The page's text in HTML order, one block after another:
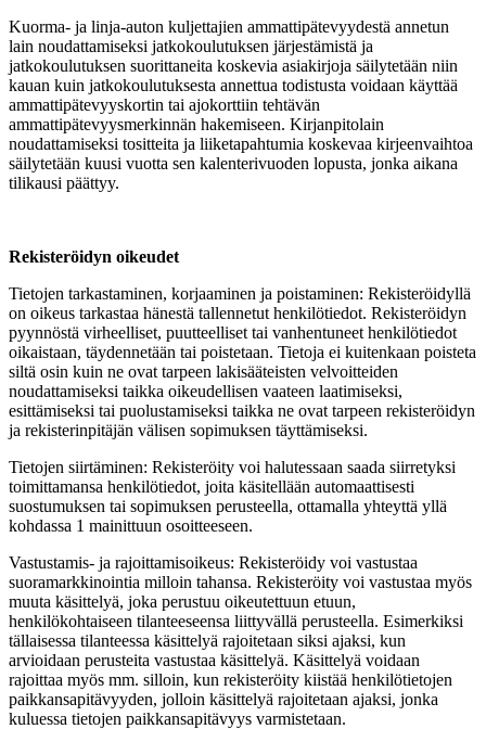
Kuorma- ja linja-auton kuljettajien ammattipätevyydestä annetun
lain noudattamiseksi jatkokoulutuksen järjestämistä ja
jatkokoulutuksen suorittaneita koskevia asiakirjoja säilytetään niin
kauan kuin jatkokoulutuksesta annettua todistusta voidaan käyttää
ammattipätevyyskortin tai ajokorttiin tehtävän
ammattipätevyysmerkinnän hakemiseen. Kirjanpitolain
noudattamiseksi tositteita ja liiketapahtumia koskevaa kirjeenvaihtoa
säilytetään kuusi vuotta sen kalenterivuoden lopusta, jonka aikana
tilikausi päättyy.
Rekisteröidyn oikeudet
Tietojen tarkastaminen, korjaaminen ja poistaminen: Rekisteröidyllä
on oikeus tarkastaa hänestä tallennetut henkilötiedot. Rekisteröidyn
pyynnöstä virheelliset, puutteelliset tai vanhentuneet henkilötiedot
oikaistaan, täydennetään tai poistetaan. Tietoja ei kuitenkaan poisteta
siltä osin kuin ne ovat tarpeen lakisääteisten velvoitteiden
noudattamiseksi taikka oikeudellisen vaateen laatimiseksi,
esittämiseksi tai puolustamiseksi taikka ne ovat tarpeen rekisteröidyn
ja rekisterinpitäjän välisen sopimuksen täyttämiseksi.
Tietojen siirtäminen: Rekisteröity voi halutessaan saada siirretyksi
toimittamansa henkilötiedot, joita käsitellään automaattisesti
suostumuksen tai sopimuksen perusteella, ottamalla yhteyttä yllä
kohdassa 1 mainittuun osoitteeseen.
Vastustamis- ja rajoittamisoikeus: Rekisteröidy voi vastustaa
suoramarkkinointia milloin tahansa. Rekisteröity voi vastustaa myös
muuta käsittelyä, joka perustuu oikeutettuun etuun,
henkilökohtaiseen tilanteeseensa liittyvällä perusteella. Esimerkiksi
tällaisessa tilanteessa käsittelyä rajoitetaan siksi ajaksi, kun
arvioidaan perusteita vastustaa käsittelyä. Käsittelyä voidaan
rajoittaa myös mm. silloin, kun rekisteröity kiistää henkilötietojen
paikkansapitävyyden, jolloin käsittelyä rajoitetaan ajaksi, jonka
kuluessa tietojen paikkansapitävyys varmistetaan.